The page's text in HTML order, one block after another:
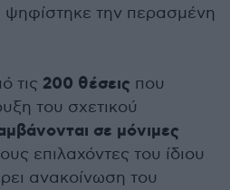
ψηφίστηκε την περασμένη
τις 200 θέσεις που
του σχετικού
σε μόνιμες
επιλαχόντες του ίδιου
ανακοίνωση του